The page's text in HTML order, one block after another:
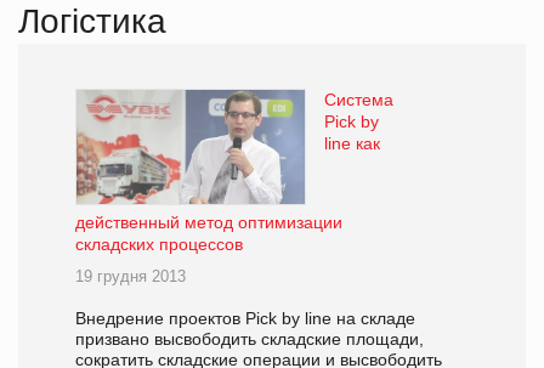
Логістика
Система
Pick by
line как
действенный метод оптимизации
складских процессов
19 грудня 2013
Внедрение проектов Pick by line на складе
призвано высвободить складские площади,
сократить складские операции и высвободить